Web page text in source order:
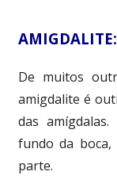
AMIGDALITE:
De muitos
amigdalite é
das
fundo da
parte.